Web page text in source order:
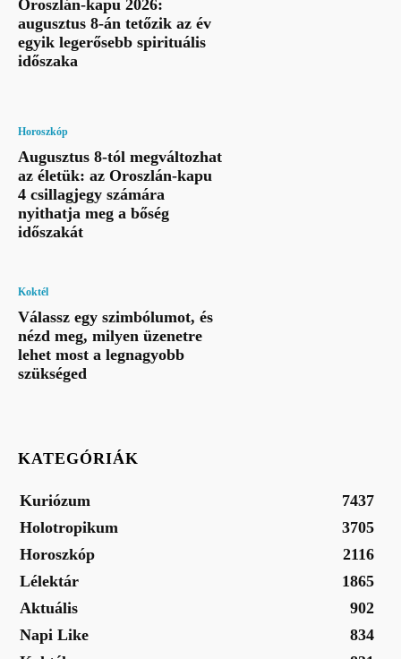
Oroszlán-kapu 2026:
augusztus 8-án tetőzik az év
egyik legerősebb spirituális
időszaka
Horoszkóp
Augusztus 8-tól megváltozhat
az életük: az Oroszlán-kapu
4 csillagjegy számára
nyithatja meg a bőség
időszakát
Koktél
Válassz egy szimbólumot, és
nézd meg, milyen üzenetre
lehet most a legnagyobb
szükséged
KATEGÓRIÁK
Kuriózum
7437
Holotropikum
3705
Horoszkóp
2116
Lélektár
1865
Aktuális
902
Napi Like
834